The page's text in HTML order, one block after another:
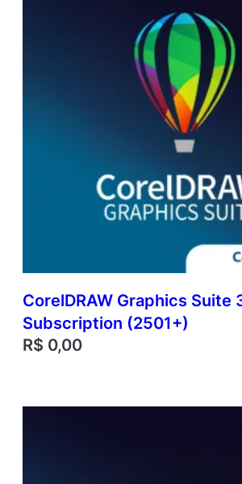
CorelDRAW Graphics Suite
Subscription (2501+)
R$ 0,00